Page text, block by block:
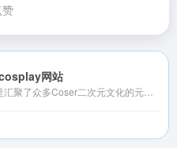
赞
网站